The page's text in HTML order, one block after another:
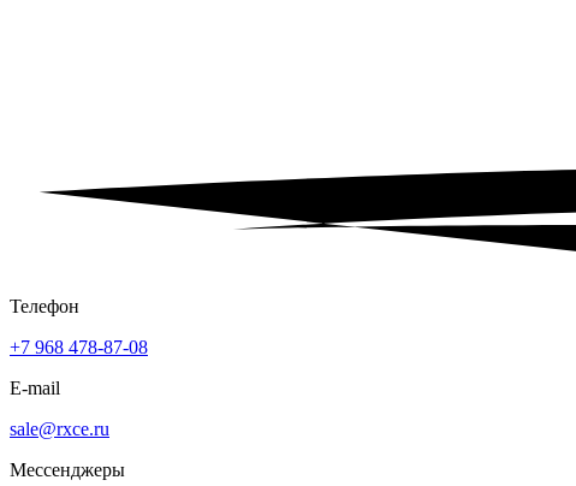
Телефон
+7 968 478-87-08
E-mail
sale@rxce.ru
Мессенджеры